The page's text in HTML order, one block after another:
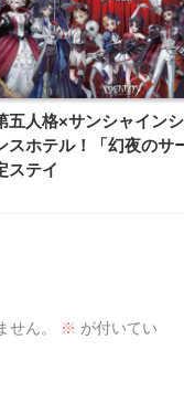
五人格×サンシャイン
スホテル！「幻夜のサ
ステイ
ん。 ※ が付いてい